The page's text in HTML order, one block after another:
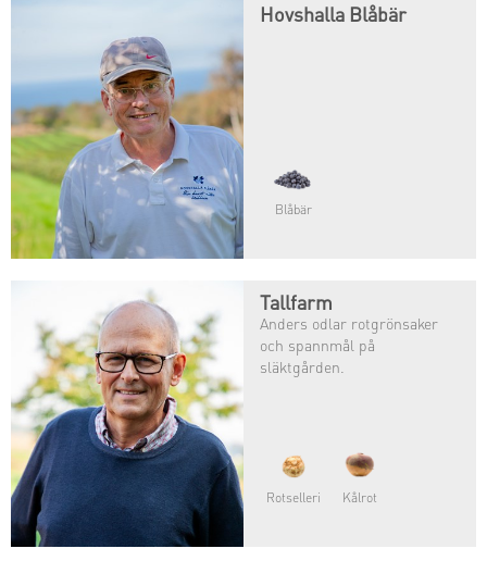
Hovshalla Blåbär
Blåbär
Tallfarm
Anders odlar rotgrönsaker
och spannmål på
släktgården.
Rotselleri Kålrot